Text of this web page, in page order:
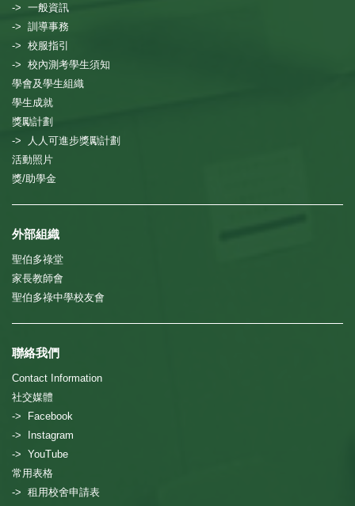
-> 一般資訊
-> 訓導事務
-> 校服指引
-> 校內測考學生須知
學會及學生組織
學生成就
獎勵計劃
-> 人人可進步獎勵計劃
活動照片
獎/助學金
外部組織
聖伯多祿堂
家長教師會
聖伯多祿中學校友會
聯絡我們
Contact Information
社交媒體
-> Facebook
-> Instagram
-> YouTube
常用表格
-> 租用校舍申請表